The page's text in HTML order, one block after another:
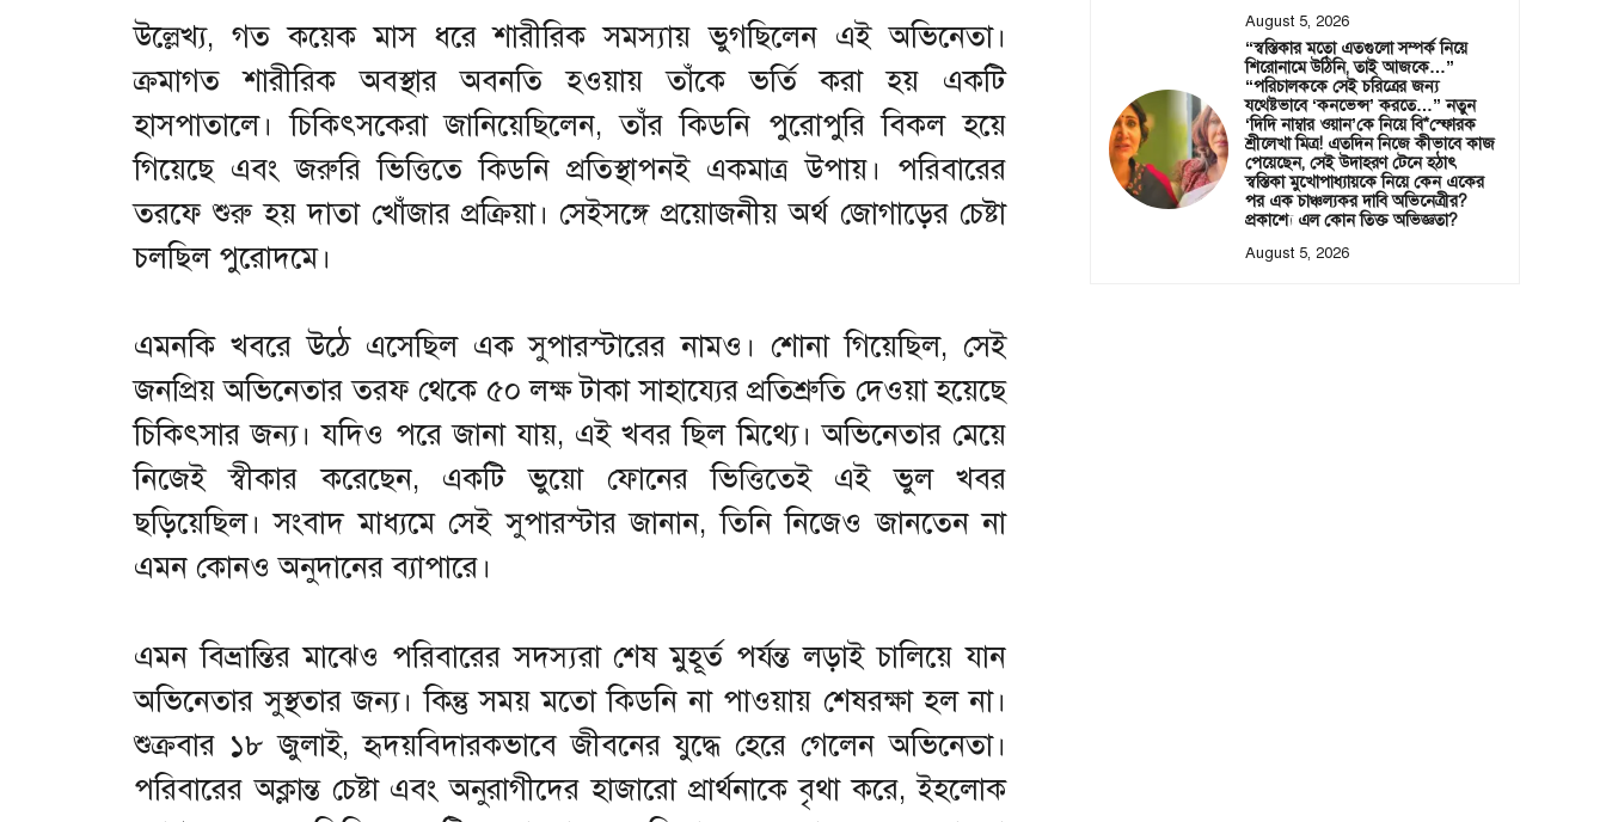
উল্লেখ্য, গত কয়েক মাস ধরে শারীরিক সমস্যায় ভুগছিলেন এই অভিনেতা।
ক্রমাগত শারীরিক অবস্থার অবনতি হওয়ায় তাঁকে ভর্তি করা হয় একটি
হাসপাতালে। চিকিৎসকেরা জানিয়েছিলেন, তাঁর কিডনি পুরোপুরি বিকল হয়ে
গিয়েছে এবং জরুরি ভিত্তিতে কিডনি প্রতিস্থাপনই একমাত্র উপায়। পরিবারের
তরফে শুরু হয় দাতা খোঁজার প্রক্রিয়া। সেইসঙ্গে প্রয়োজনীয় অর্থ জোগাড়ের চেষ্টা
চলছিল পুরোদমে।
এমনকি খবরে উঠে এসেছিল এক সুপারস্টারের নামও। শোনা গিয়েছিল, সেই
জনপ্রিয় অভিনেতার তরফ থেকে ৫০ লক্ষ টাকা সাহায্যের প্রতিশ্রুতি দেওয়া হয়েছে
চিকিৎসার জন্য। যদিও পরে জানা যায়, এই খবর ছিল মিথ্যে। অভিনেতার মেয়ে
নিজেই স্বীকার করেছেন, একটি ভুয়ো ফোনের ভিত্তিতেই এই ভুল খবর
ছড়িয়েছিল। সংবাদ মাধ্যমে সেই সুপারস্টার জানান, তিনি নিজেও জানতেন না
এমন কোনও অনুদানের ব্যাপারে।
এমন বিভ্রান্তির মাঝেও পরিবারের সদস্যরা শেষ মুহূর্ত পর্যন্ত লড়াই চালিয়ে যান
অভিনেতার সুস্থতার জন্য। কিন্তু সময় মতো কিডনি না পাওয়ায় শেষরক্ষা হল না।
শুক্রবার ১৮ জুলাই, হৃদয়বিদারকভাবে জীবনের যুদ্ধে হেরে গেলেন অভিনেতা।
পরিবারের অক্লান্ত চেষ্টা এবং অনুরাগীদের হাজারো প্রার্থনাকে বৃথা করে, ইহলোক
August 5, 2026
“স্বস্তিকার মতো এতগুলো সম্পর্ক নিয়ে
শিরোনামে উঠিনি, তাই আজকে…”
“পরিচালককে সেই চরিত্রের জন্য
যথেষ্টভাবে ‘কনভেন্স’ করতে…” নতুন
‘দিদি নাম্বার ওয়ান’কে নিয়ে বি*স্ফোরক
শ্রীলেখা মিত্র! এতদিন নিজে কীভাবে কাজ
পেয়েছেন, সেই উদাহরণ টেনে হঠাৎ
স্বস্তিকা মুখোপাধ্যায়কে নিয়ে কেন একের
পর এক চাঞ্চল্যকর দাবি অভিনেত্রীর?
প্রকাশ্যে এল কোন তিক্ত অভিজ্ঞতা?
August 5, 2026